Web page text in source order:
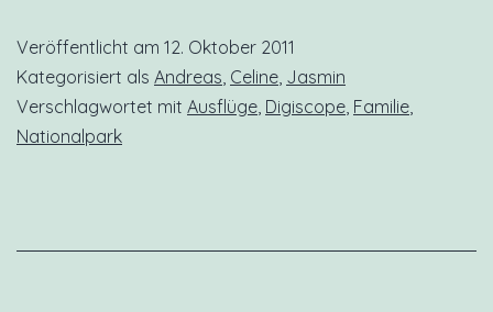
Veröffentlicht am 12. Oktober 2011
Kategorisiert als Andreas Celine Jasmin
Verschlagwortet mit Ausflüge Digiscope Familie
Nationalpark